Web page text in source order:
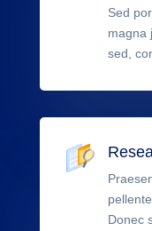
Sed
magna
sed,
Donec